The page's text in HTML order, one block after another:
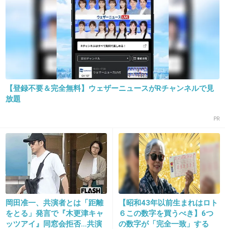
犯罪犯したんだから仕方ないよね
+107
2013/05/10(金) 19:19:34
のりPの場合、根拠なく誹謗中傷されてるわけ
【登録不要＆完全無料】ウェザーニュースがRチャンネルで見
放題
PR
岡田准一、共演者とは「距離
をとる」発言で『木更津キャ
ッツアイ』同窓会拒否…共演
【昭和43年以前生まれはロト
６この数字を買うべき】6つ
の数字が「完全一致」する